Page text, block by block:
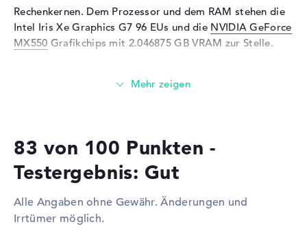
Tastatur
Tastatur
Flüssigkeitsabweisend
Gigabit Ethernet
Bluetooth
Bluetooth 5.1
Erweiterung / Konnektivität
Schnittstellen
2 x USB 3.2 - Typ A, 2 x USB
Rechenkernen. Dem Prozessor und dem RAM stehen die
Intel Iris Xe Graphics G7 96 EUs und die NVIDIA GeForce
MX550 Grafikchips mit 2.046875 GB VRAM zur Stelle.
Der Hersteller ermöglicht in diesem Laptop maximal 4
einer Festplatte mit 1 TB SSD Kapazität.
Diese Schnittstellen und Funkverbindungen sind an
Bord:
83 von 100 Punkten -
Testergebnis: Gut
Alle Angaben ohne Gewähr. Änderungen und
Irrtümer möglich.